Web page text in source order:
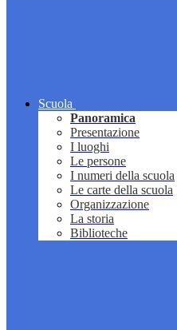
Scuola
Panoramica
Presentazione
I luoghi
Le persone
I numeri della scuola
Le carte della scuola
Organizzazione
La storia
Biblioteche